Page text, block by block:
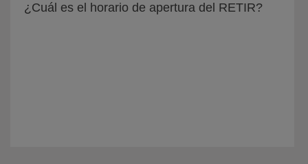
¿Cuál es el horario de apertura del RETIR?